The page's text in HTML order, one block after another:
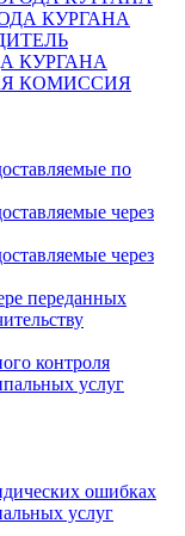
КУРГАНА
КУРГАНА
КОМИССИЯ
по
через
через
переданных
контроля
услуг
ошибках
услуг